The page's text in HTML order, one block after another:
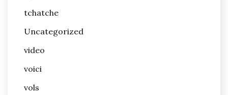
tchatche
Uncategorized
video
voici
vols